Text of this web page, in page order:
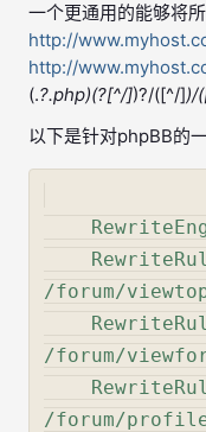
一个更通用的能够将
http://
http://
(.?.php)(?[^/])?/([^/])/
以下是针对phpBB的
/forum/
/forum/
/forum/